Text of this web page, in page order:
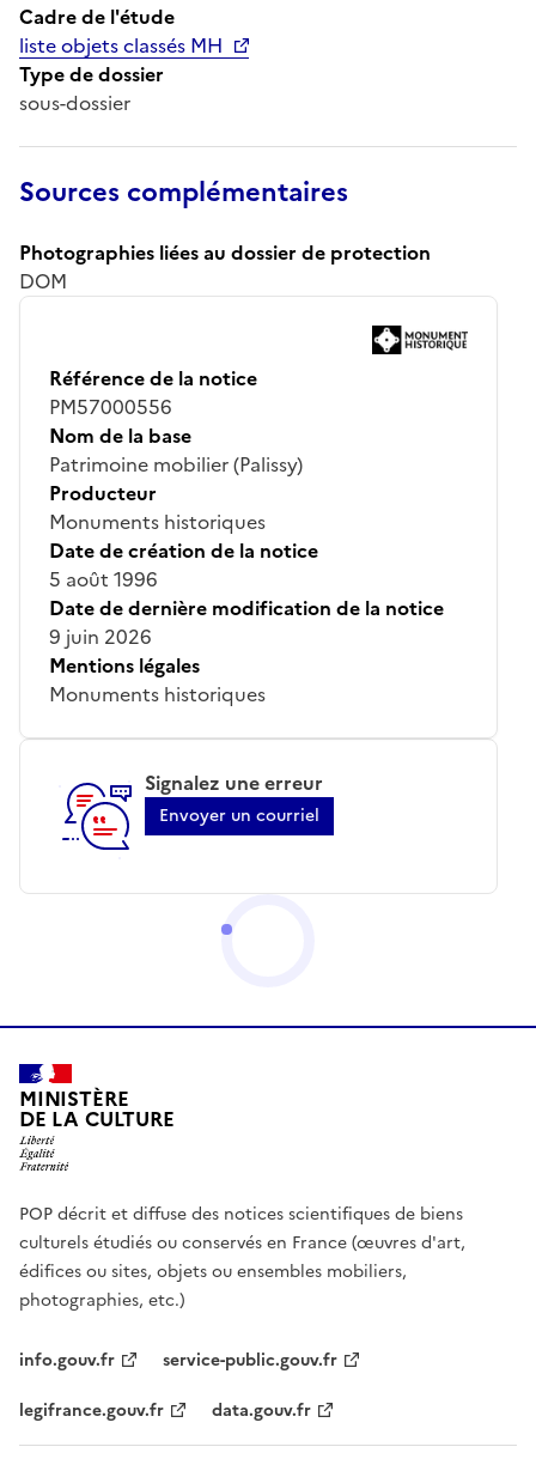
Cadre de l'étude
liste objets classés MH
Type de dossier
sous-dossier
Sources complémentaires
Photographies liées au dossier de protection
DOM
Référence de la notice
PM57000556
Nom de la base
Patrimoine mobilier (Palissy)
Producteur
Monuments historiques
Date de création de la notice
5 août 1996
Date de dernière modification de la notice
9 juin 2026
Mentions légales
Monuments historiques
Signalez une erreur
Envoyer un courriel
MINISTÈRE
DE LA CULTURE
POP décrit et diffuse des notices scientifiques de biens
culturels étudiés ou conservés en France (œuvres d'art,
édifices ou sites, objets ou ensembles mobiliers,
photographies, etc.)
info.gouv.fr
service-public.gouv.fr
legifrance.gouv.fr
data.gouv.fr